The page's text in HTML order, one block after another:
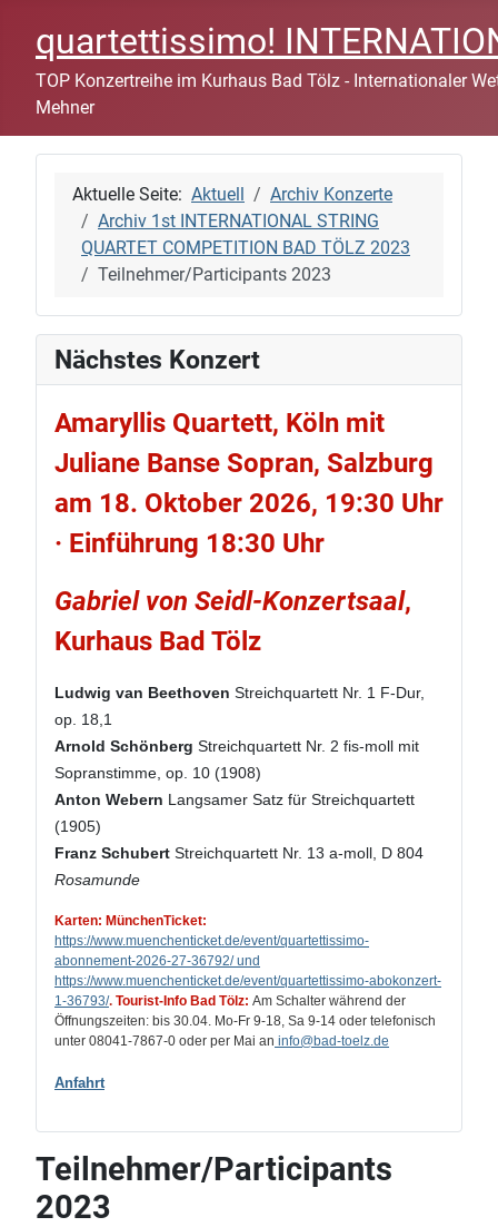
quartettissimo!
TOP Konzertreihe im Kurhaus Bad Tölz - Internationaler
Mehner
Aktuelle Seite: Aktuell
Archiv Konzerte
Archiv 1st INTERNATIONAL STRING
QUARTET COMPETITION BAD TÖLZ 2023
Teilnehmer/Participants 2023
Nächstes Konzert
Amaryllis Quartett, Köln mit
Juliane Banse Sopran, Salzburg
am 18. Oktober 2026, 19:30 Uhr
· Einführung 18:30 Uhr
Gabriel von Seidl-Konzertsaal,
Kurhaus Bad Tölz
Ludwig van Beethoven Streichquartett Nr. 1 F-Dur,
op. 18,1
Arnold Schönberg Streichquartett Nr. 2 fis-moll mit
Sopranstimme, op. 10 (1908)
Anton Webern Langsamer Satz für Streichquartett
(1905)
Franz Schubert Streichquartett Nr. 13 a-moll, D 804
Rosamunde
Karten: MünchenTicket:
https://www.muenchenticket.de/event/quartettissimo-
abonnement-2026-27-36792/ und
https://www.muenchenticket.de/event/quartettissimo-abokonzert-
1-36793/. Tourist-Info Bad Tölz: Am Schalter während der
Öffnungszeiten: bis 30.04. Mo-Fr 9-18, Sa 9-14 oder telefonisch
unter 08041-7867-0 oder per Mai an info@bad-toelz.de
Anfahrt
Teilnehmer/Participants
2023